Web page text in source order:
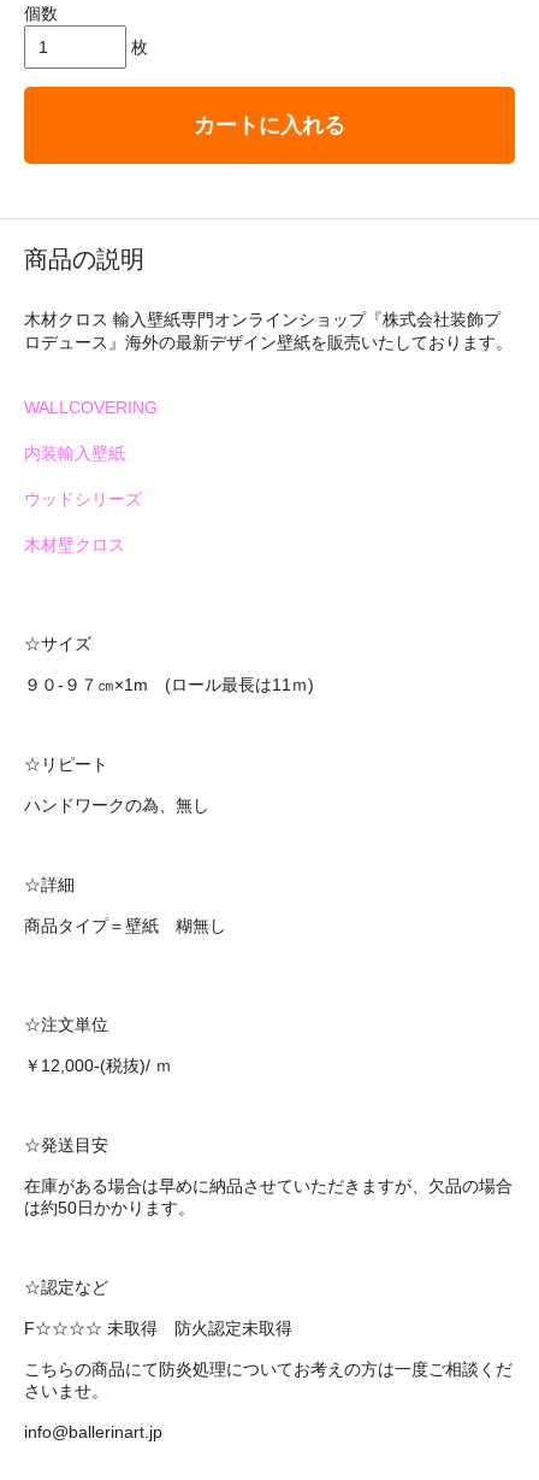
個数
枚
カートに入れる
商品の説明
木材クロス 輸入壁紙専門オンラインショップ『株式会社装飾プ
ロデュース』海外の最新デザイン壁紙を販売いたしております。
WALLCOVERING
内装輸入壁紙
ウッドシリーズ
木材壁クロス
☆サイズ
９０‐９７㎝×1m (ロール最長は11ｍ)
☆リピート
ハンドワークの為、無し
☆詳細
商品タイプ＝壁紙 糊無し
☆注文単位
￥12,000-(税抜)/ ｍ
☆発送目安
在庫がある場合は早めに納品させていただきますが、欠品の場合
は約50日かかります。
☆認定など
F☆☆☆☆ 未取得 防火認定未取得
こちらの商品にて防炎処理についてお考えの方は一度ご相談くだ
さいませ。
info@ballerinart.jp